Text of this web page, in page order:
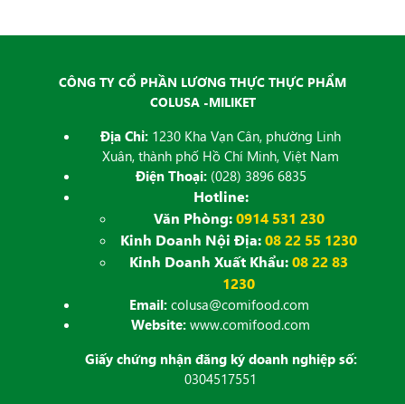
CÔNG TY CỔ PHẦN LƯƠNG THỰC THỰC PHẨM
COLUSA -MILIKET
Địa Chỉ: 1230 Kha Vạn Cân, phường Linh
Xuân, thành phố Hồ Chí Minh, Việt Nam
Điện Thoại:(028) 3896 6835
Hotline:
Văn Phòng: 0914 531 230
Kinh Doanh Nội Địa:08 22 55 1230
Kinh Doanh Xuất Khẩu:08 22 83
1230
Email:colusa@comifood.com
Website: www.comifood.com
Giấy chứng nhận đăng ký doanh nghiệp số:
0304517551